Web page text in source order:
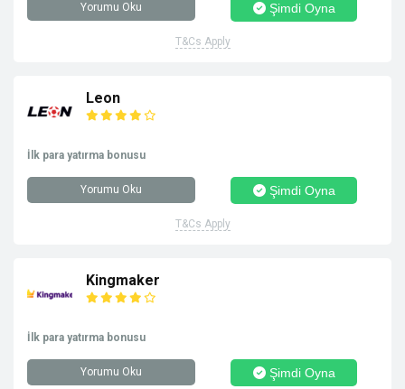
Yorumu Oku Şimdi Oyna
T&Cs Apply
Leon
İlk para yatırma bonusu
Yorumu Oku Şimdi Oyna
T&Cs Apply
Kingmaker
İlk para yatırma bonusu
Yorumu Oku Şimdi Oyna